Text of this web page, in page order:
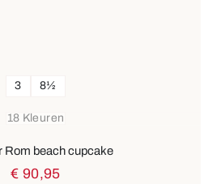
18 Kleuren
3 8½
Rom beach cupcake
€ 90,95